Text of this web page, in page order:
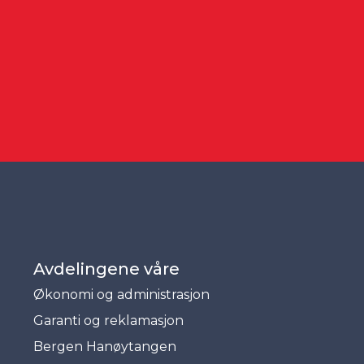
Avdelingene våre
Økonomi og administrasjon
Garanti og reklamasjon
Bergen Hanøytangen